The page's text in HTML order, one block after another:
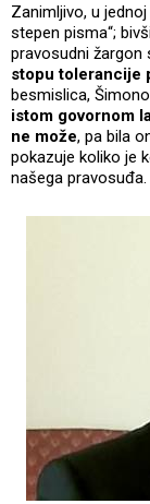
Zanimljivo, u
stepen pisma“;
pravosudni žargon
stopu tolerancije
besmislica,
istom govornom
ne može, pa bila
pokazuje koliko je
našega pravosuđa.